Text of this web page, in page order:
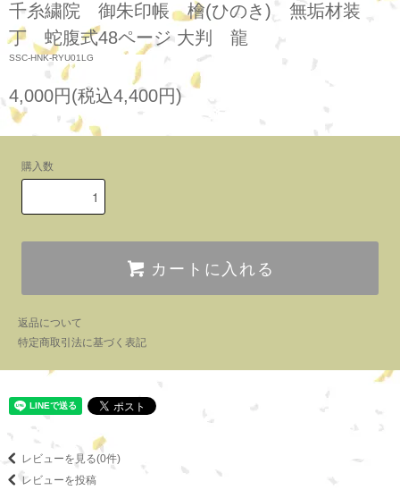
千糸繍院 御朱印帳 檜(ひのき) 無垢材装
丁 蛇腹式48ページ 大判 龍
SSC-HNK-RYU01LG
4,000円(税込4,400円)
購入数
カートに入れる
返品について
特定商取引法に基づく表記
レビューを見る(0件)
レビューを投稿